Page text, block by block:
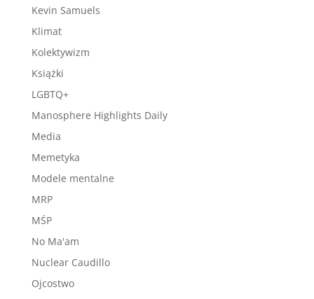
Kevin Samuels
Klimat
Kolektywizm
Książki
LGBTQ+
Manosphere Highlights Daily
Media
Memetyka
Modele mentalne
MRP
MŚP
No Ma'am
Nuclear Caudillo
Ojcostwo